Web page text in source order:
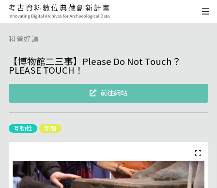
科普好讀
【博物館二三事】Please Do Not Touch？
PLEASE TOUCH！
前往網站
互動性 新聞